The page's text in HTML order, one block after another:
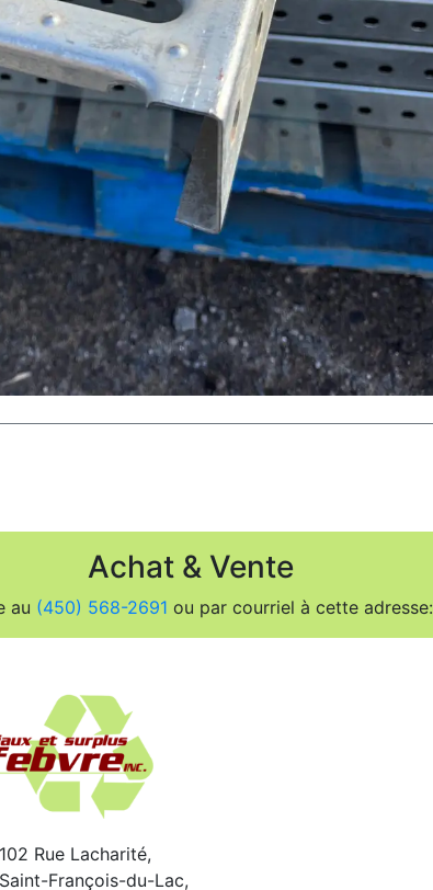
Achat & Vente
au (450) 568-2691 ou par courriel à cette adresse:
102 Rue Lacharité,
Saint-François-du-Lac,